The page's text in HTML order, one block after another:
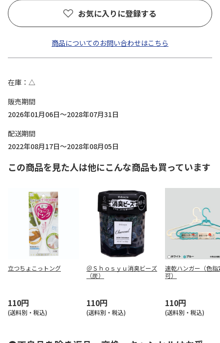
お気に入りに登録する
商品についてのお問い合わせはこちら
在庫
△
販売期間
2026年01月06日～2028年07月31日
配送期間
2022年08月17日～2028年08月05日
この商品を見た人は他にこんな商品も買っています
立つちょこっトング
110円
(送料別・税込)
＠Ｓｈｏｓｙｕ消臭ビーズ
（炭）
110円
(送料別・税込)
速乾ハンガー（色指
可）
110円
(送料別・税込)